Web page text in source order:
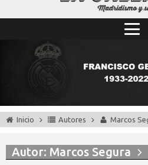
Inicio Autores Marcos
Autor: Marcos Segura